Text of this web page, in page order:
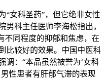
“女科圣药”，但它绝非女性
男科主任医师李海松指出，
不同程度的抑郁和焦虑，在
比较好的效果。中国中医科
调：“本品虽然被誉为‘女科
性患者有肝郁气滞的表现